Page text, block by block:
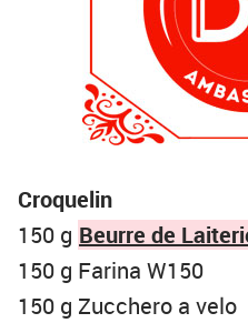
Croquelin
150 g Beurre de
150 g Farina W150
150 g Zucchero a velo